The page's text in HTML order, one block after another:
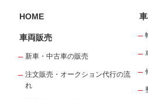
HOME
車両販売
新車・中古車の販売
注文販売・オークション代行の流
れ